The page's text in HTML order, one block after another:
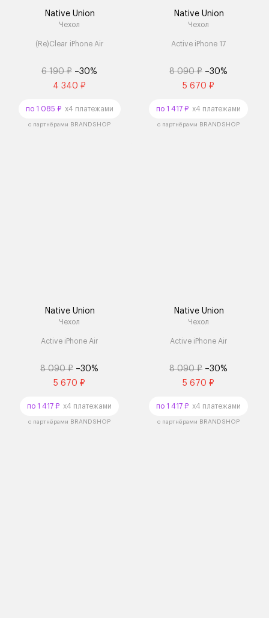
Native Union
Чехол
(Re)Clear iPhone Air
6 190 ₽ –30%
4 340 ₽
по 1 085 ₽x4 платежами
с партнёрами BRANDSHOP
Native Union
Чехол
Active iPhone 17
8 090 ₽ –30%
5 670 ₽
по 1 417 ₽ x4 платежами
с партнёрами BRANDSHOP
Native Union
Чехол
Active iPhone Air
8 090 ₽ –30%
5 670 ₽
по 1 417 ₽ x4 платежами
с партнёрами BRANDSHOP
Native Union
Чехол
Active iPhone Air
8 090 ₽ –30%
5 670 ₽
по 1 417 ₽ x4 платежами
с партнёрами BRANDSHOP